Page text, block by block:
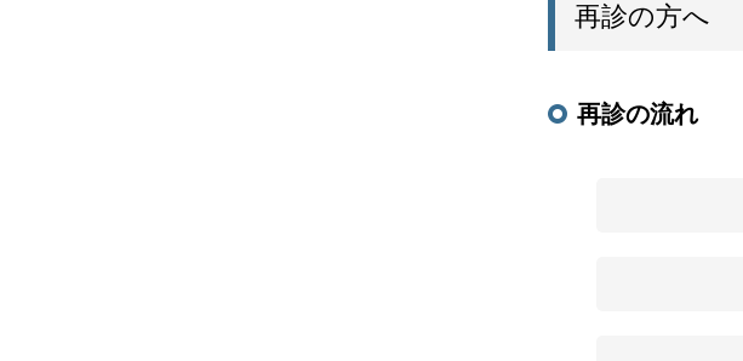
再診の方へ
再診の流れ